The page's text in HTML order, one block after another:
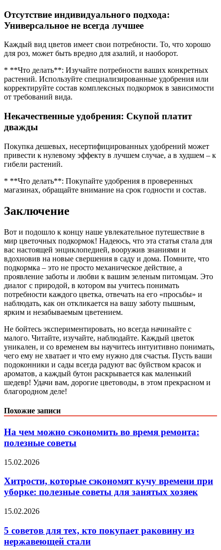
Отсутствие индивидуального подхода:
Универсальное не всегда лучшее
Каждый вид цветов имеет свои потребности. То, что хорошо
для роз, может быть вредно для азалий, и наоборот.
* **Что делать**: Изучайте потребности ваших конкретных
растений. Используйте специализированные удобрения или
корректируйте состав комплексных подкормок в зависимости
от требований вида.
Некачественные удобрения: Скупой платит
дважды
Покупка дешевых, несертифицированных удобрений может
привести к нулевому эффекту в лучшем случае, а в худшем – к
гибели растений.
* **Что делать**: Покупайте удобрения в проверенных
магазинах, обращайте внимание на срок годности и состав.
Заключение
Вот и подошло к концу наше увлекательное путешествие в
мир цветочных подкормок! Надеюсь, что эта статья стала для
вас настоящей энциклопедией, вооружив знаниями и
вдохновив на новые свершения в саду и дома. Помните, что
подкормка – это не просто механическое действие, а
проявление заботы и любви к вашим зеленым питомцам. Это
диалог с природой, в котором вы учитесь понимать
потребности каждого цветка, отвечать на его «просьбы» и
наблюдать, как он откликается на вашу заботу пышным,
ярким и незабываемым цветением.
Не бойтесь экспериментировать, но всегда начинайте с
малого. Читайте, изучайте, наблюдайте. Каждый цветок
уникален, и со временем вы научитесь интуитивно понимать,
чего ему не хватает и что ему нужно для счастья. Пусть ваши
подоконники и сады всегда радуют вас буйством красок и
ароматов, а каждый бутон раскрывается как маленький
шедевр! Удачи вам, дорогие цветоводы, в этом прекрасном и
благородном деле!
Похожие записи
На чем можно сэкономить во время ремонта:
полезные советы
15.02.2026
Хитрости, которые сэкономят кучу времени при
уборке: полезные советы для занятых хозяек
15.02.2026
5 советов для тех, кто покупает раковину из
нержавеющей стали